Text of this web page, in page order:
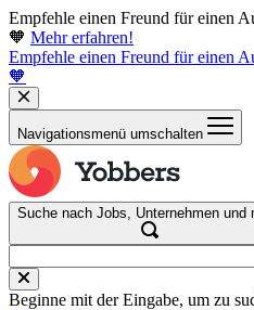
Empfehle einen Freund für einen
🧡 Mehr erfahren!
Empfehle einen Freund für einen
🧡
Navigationsmenü umschalten
Suche nach Jobs, Unternehmen und
Beginne mit der Eingabe, um zu